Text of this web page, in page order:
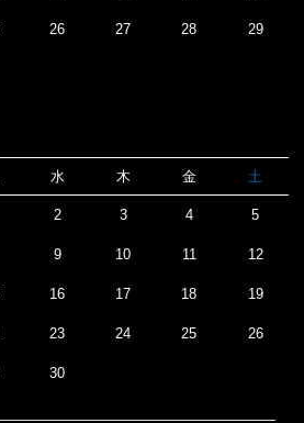
26 27 28 29
水 木 金 土
2 3 4 5
9 10 11 12
16 17 18 19
23 24 25 26
30